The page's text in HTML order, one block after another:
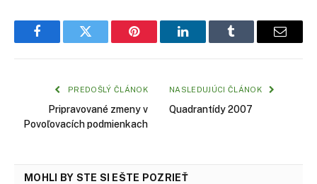
FacebookTwitter Pinterest LinkedInTumblr Email
PREDOŠLÝ ČLÁNOK
Pripravované zmeny v
Povoľovacích podmienkach
NASLEDUJÚCI ČLÁNOK
Quadrantídy 2007
MOHLI BY STE SI EŠTE POZRIEŤ